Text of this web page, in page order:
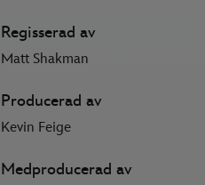
Regisserad av
Matt Shakman
Producerad av
Kevin Feige
Medproducerad av